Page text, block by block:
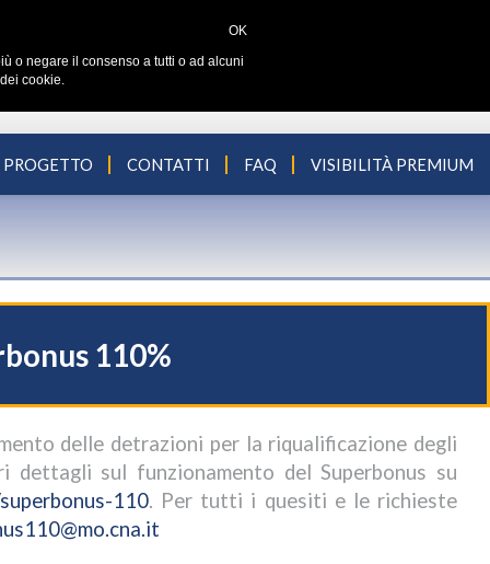
PROGETTO CONTATTI FAQ VISIBILITÀ PREMIUM
110%
delle detrazioni per la riqualificazione degli
dettagli sul funzionamento del Superbonus su
110. Per tutti i quesiti e le richieste
OK
o negare il consenso a tutti o ad alcuni
cookie.